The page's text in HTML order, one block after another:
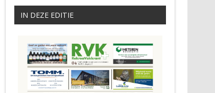
IN DEZE EDITIE